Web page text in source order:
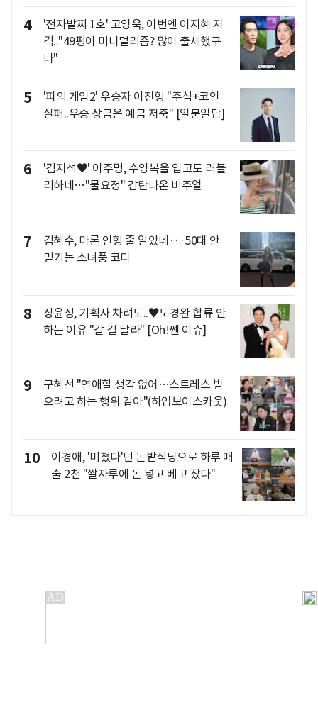
4
'전자발찌 1호' 고영욱, 이번엔 이지혜 저
격.."49평이 미니멀리즘? 많이 출세했구
나"
5
'피의 게임2' 우승자 이진형 "주식+코인
실패..우승 상금은 예금 저축" [일문일답]
6
'김지석♥' 이주명, 수영복을 입고도 러블
리하네…"물요정" 감탄나온 비주얼
7
김혜수, 마론 인형 줄 알았네···50대 안
믿기는 소녀풍 코디
8
장윤정, 기획사 차려도..♥도경완 합류 안
하는 이유 "갈 길 달라" [Oh!쎈 이슈]
9
구혜선 "연애할 생각 없어…스트레스 받
으려고 하는 행위 같아"(하입보이스카웃)
10
이경애, '미쳤다'던 논밭식당으로 하루 매
출 2천 "쌀자루에 돈 넣고 베고 잤다"